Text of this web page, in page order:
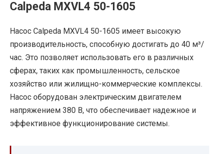
Calpeda MXVL4 50-1605
Насос Calpeda MXVL4 50-1605 имеет высокую
производительность, способную достигать до 40 м³/
час. Это позволяет использовать его в различных
сферах, таких как промышленность, сельское
хозяйство или жилищно-коммерческие комплексы.
Насос оборудован электрическим двигателем
напряжением 380 В, что обеспечивает надежное и
эффективное функционирование системы.